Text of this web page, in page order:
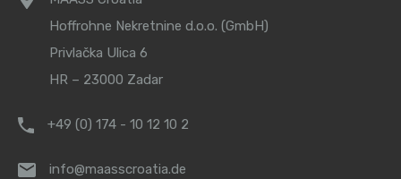
Hoffrohne Nekretnine d.o.o. (GmbH)
Privlačka Ulica 6
HR – 23000 Zadar
+49 (0) 174 - 10 12 10 2
info@maasscroatia.de